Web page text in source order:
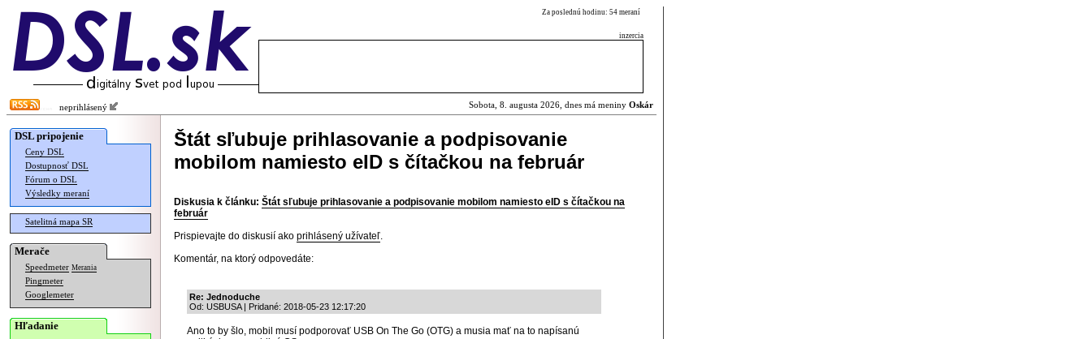
Za poslednú hodinu: 54 meraní
inzercia
neprihlásený Sobota, 8. augusta 2026, dnes má meniny Oskár
DSL pripojenie
Ceny DSL
Dostupnosť DSL
Fórum o DSL
Výsledky meraní
Satelitná mapa SR
Merače
Speedmeter Merania
Pingmeter
Googlemeter
Hľadanie
Štát sľubuje prihlasovanie a podpisovanie
mobilom namiesto eID s čítačkou na február
Diskusia k článku: Štát sľubuje prihlasovanie a podpisovanie mobilom namiesto eID s čítačkou na
február
Prispievajte do diskusií ako prihlásený užívateľ.
Komentár, na ktorý odpovedáte:
Re: Jednoduche
Od: USBUSA | Pridané: 2018-05-23 12:17:20
Ano to by šlo, mobil musí podporovať USB On The Go (OTG) a musia mať na to napísanú